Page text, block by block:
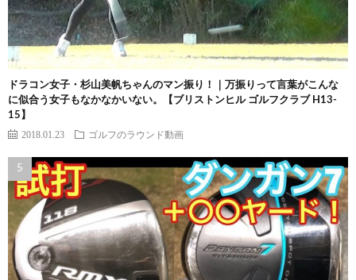
ドラコン女子・杉山美帆ちゃんのマン振り！｜万振りって言葉がこんな
に似合う女子もなかなかいない。【ブリストンヒル ゴルフクラブ H13-
15】
2018.01.23 ゴルフのラウンド動画